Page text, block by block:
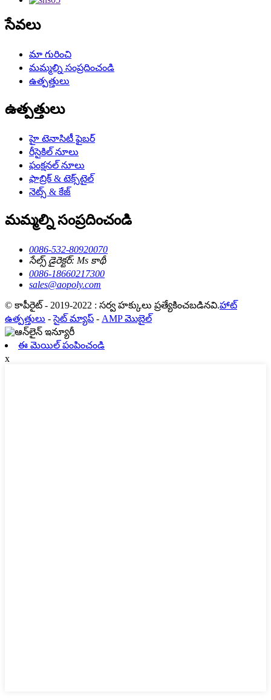
సేవలు
మా గురించి
మమ్మల్ని సంప్రదించండి
ఉత్పత్తులు
ఉత్పత్తులు
హై టెనాసిటీ ఫైబర్
రీసైకిల్ నూలు
ఫంక్షనల్ నూలు
ఫాబ్రిక్ & టెక్స్‌టైల్
నెట్స్ & కేజ్
మమ్మల్ని సంప్రదించండి
0086-532-80920070
సేల్స్ డైరెక్టర్: Ms కాథీ
0086-18660217300
sales@aopoly.com
© కాపీరైట్ - 2019-2022 : సర్వ హక్కులు ప్రత్యేకించబడినవి.హాట్
ఉత్పత్తులు -సైట్ మ్యాప్ - AMP మొబైల్
ఈ మెయిల్ పంపించండి
x